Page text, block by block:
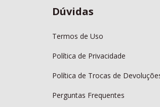
Dúvidas
Termos de Uso
Política de Privacidade
Política de Trocas de
Perguntas Frequentes